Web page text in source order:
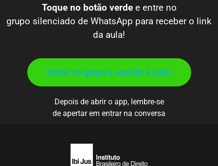
Toque no botão verdee entre no
grupo silenciado de WhatsApp para receber o link
da aula!
Entrar no grupo e assistir à aula!
Depois de abrir o app, lembre-se
de apertar em entrar na conversa